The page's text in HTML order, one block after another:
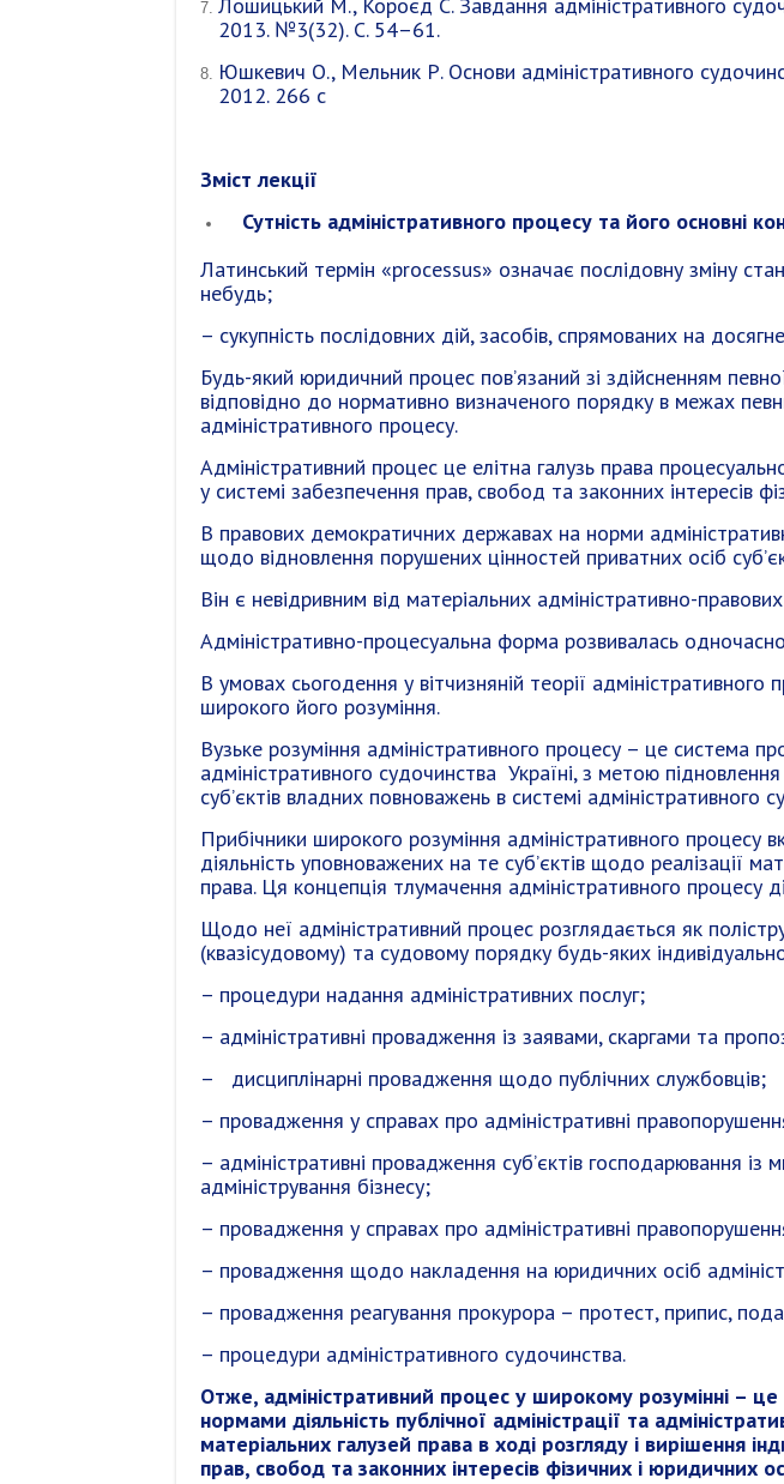
Лошицький М., Короєд С. Завдання адміністративного
2013. №3(32). С. 54–61.
Юшкевич О., Мельник Р. Основи адміністративного
2012. 266 с
Зміст лекції
Сутність адміністративного процесу та його основні
Латинський термін «processus» означає послідовну зміну
небудь;
– сукупність послідовних дій, засобів, спрямованих на
Будь-який юридичний процес пов’язаний зі здійсненням
відповідно до нормативно визначеного порядку в межах
адміністративного процесу.
Адміністративний процес це елітна галузь права
у системі забезпечення прав, свобод та законних інтересів
В правових демократичних державах на норми
щодо відновлення порушених цінностей приватних осіб
Він є невідривним від матеріальних адміністративно-
Адміністративно-процесуальна форма розвивалась
В умовах сьогодення у вітчизняній теорії
широкого його розуміння.
Вузьке розуміння адміністративного процесу – це система
адміністративного судочинства Україні, з метою
суб’єктів владних повноважень в системі адміністративного
Прибічники широкого розуміння адміністративного
діяльність уповноважених на те суб’єктів щодо реалізації
права. Ця концепція тлумачення адміністративного процесу
Щодо неї адміністративний процес розглядається як
(квазісудовому) та судовому порядку будь-яких
– процедури надання адміністративних послуг;
– адміністративні провадження із заявами, скаргами та
– дисциплінарні провадження щодо публічних службовців;
– провадження у справах про адміністративні
– адміністративні провадження суб’єктів господарювання
адміністрування бізнесу;
– провадження у справах про адміністративні
– провадження щодо накладення на юридичних осіб
– провадження реагування прокурора – протест, припис,
– процедури адміністративного судочинства.
Отже, адміністративний процес у широкому розумінні –
нормами діяльність публічної адміністрації та
матеріальних галузей права в ході розгляду і вирішення
прав, свобод та законних інтересів фізичних і юридичних